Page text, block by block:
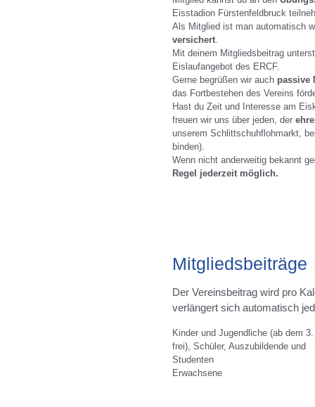
Eisstadion Fürstenfeldbruck
Als Mitglied ist man automatisch
versichert.
Mit deinem Mitgliedsbeitrag
Eislaufangebot des ERCF.
Gerne begrüßen wir auchpassive
das Fortbestehen des Vereins
Hast du Zeit und Interesse am
freuen wir uns über jeden, der
unserem Schlittschuhflohmarkt,
binden).
Wenn nicht anderweitig bekannt
Regel jederzeit möglich.
Mitgliedsbeiträge
Der Vereinsbeitrag wird pro
verlängert sich automatisch
Kinder und Jugendliche (ab dem
frei), Schüler, Auszubildende und
Studenten
Erwachsene